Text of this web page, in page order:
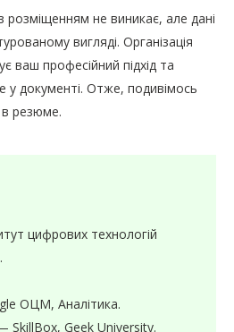
розміщенням не виникає, але дані
вигляді. Організація
ваш професійний підхід та
у документі. Отже, подивімось
в резюме.
цифрових технологій
ОЦМ, Аналітика.
Geek University.